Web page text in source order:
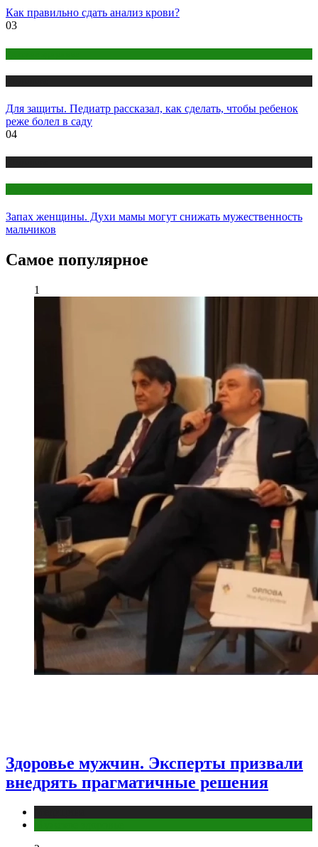
Как правильно сдать анализ крови?
03
Для защиты. Педиатр рассказал, как сделать, чтобы ребенок
реже болел в саду
04
Запах женщины. Духи мамы могут снижать мужественность
мальчиков
Самое популярное
1
Здоровье мужчин. Эксперты призвали
внедрять прагматичные решения